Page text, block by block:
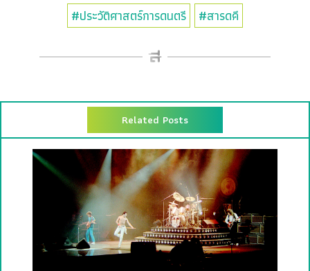
#ประวัติศาสตร์การดนตรี #สารดคี
Related Posts